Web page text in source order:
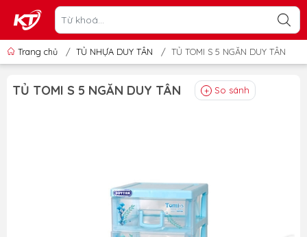
Trang chủ / TỦ NHỰA DUY TÂN / TỦ TOMI S 5 NGĂN DUY TÂN
TỦ TOMI S 5 NGĂN DUY TÂN So sánh